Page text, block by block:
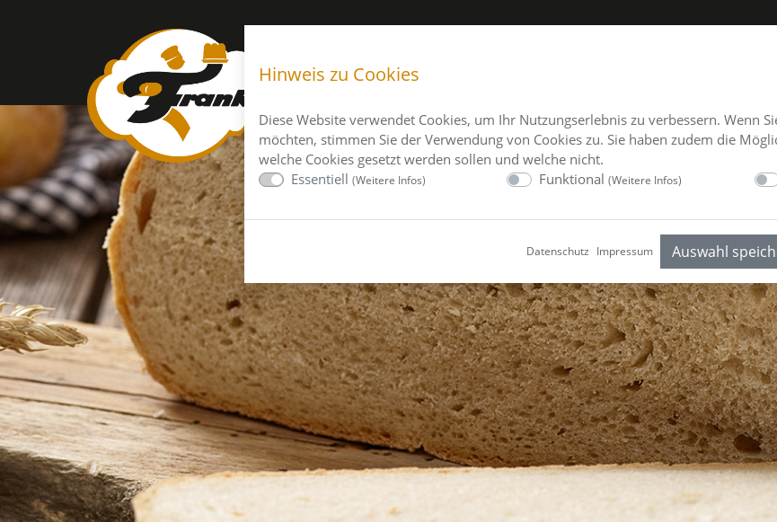
Hinweis zu Cookies
Diese Website verwendet Cookies, um Ihr Nutzungserlebnis zu verbessern. Wenn
möchten, stimmen Sie der Verwendung von Cookies zu. Sie haben zudem die
welche Cookies gesetzt werden sollen und welche nicht.
Essentiell (Weitere Infos) Funktional (Weitere Infos)
Datenschutz Impressum Auswahl